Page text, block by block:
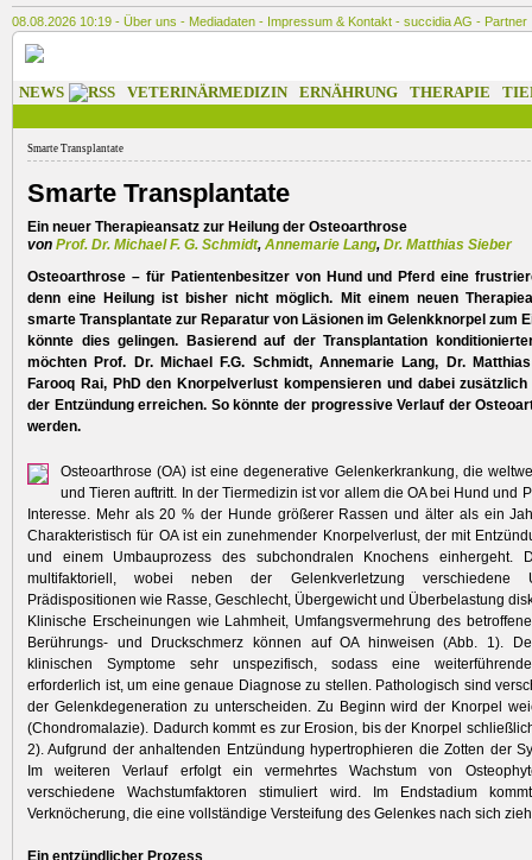
08.08.2026 10:19 - Über uns - Mediadaten - Impressum & Kontakt - succidia AG - Partner
NEWS VETERINÄRMEDIZIN ERNÄHRUNG THERAPIE
Smarte Transplantate
Smarte Transplantate
Ein neuer Therapieansatz zur Heilung der Osteoarthrose
von Prof. Dr. Michael F. G. Schmidt, Annemarie Lang, Dr. Matthias Sieber
Osteoarthrose – für Patientenbesitzer von Hund und Pferd eine
denn eine Heilung ist bisher nicht möglich. Mit einem neuen
smarte Transplantate zur Reparatur von Läsionen im Gelenkknorpel zum
könnte dies gelingen. Basierend auf der Transplantation
möchten Prof. Dr. Michael F.G. Schmidt, Annemarie Lang, Dr.
Farooq Rai, PhD den Knorpelverlust kompensieren und dabei
der Entzündung erreichen. So könnte der progressive Verlauf der
werden.
Osteoarthrose (OA) ist eine degenerative Gelenkerkrankung, die
und Tieren auftritt. In der Tiermedizin ist vor allem die OA bei Hund und
Interesse. Mehr als 20 % der Hunde größerer Rassen und älter als ein
Charakteristisch für OA ist ein zunehmender Knorpelverlust, der mit
und einem Umbauprozess des subchondralen Knochens einhergeht.
multifaktoriell, wobei neben der Gelenkverletzung verschiedene
Prädispositionen wie Rasse, Geschlecht, Übergewicht und Überbelastung
Klinische Erscheinungen wie Lahmheit, Umfangsvermehrung des
Berührungs- und Druckschmerz können auf OA hinweisen (Abb. 1).
klinischen Symptome sehr unspezifisch, sodass eine
erforderlich ist, um eine genaue Diagnose zu stellen. Pathologisch sind
der Gelenkdegeneration zu unterscheiden. Zu Beginn wird der Knorpel
(Chondromalazie). Dadurch kommt es zur Erosion, bis der Knorpel
2). Aufgrund der anhaltenden Entzündung hypertrophieren die Zotten der
Im weiteren Verlauf erfolgt ein vermehrtes Wachstum von
verschiedene Wachstumfaktoren stimuliert wird. Im Endstadium
Verknöcherung, die eine vollständige Versteifung des Gelenkes nach sich
Ein entzündlicher Prozess